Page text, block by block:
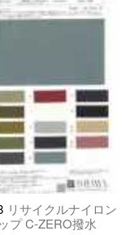
リサイクルナイロン
プ C-ZERO撥水